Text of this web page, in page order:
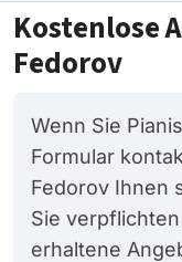
Kostenlose
Fedorov
Wenn Sie
Formular
Fedorov Ihnen
Sie
erhaltene